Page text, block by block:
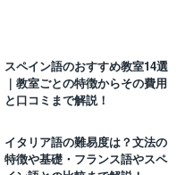
スペイン語のおすすめ教室14選
｜教室ごとの特徴からその費用
と口コミまで解説！
イタリア語の難易度は？文法の
特徴や基礎・フランス語やスペ